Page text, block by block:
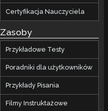
Certyfikacja Nauczyciela
Zasoby
Przykładowe Testy
Poradniki dla użytkowników
Przykłady Pisania
Filmy Instruktażowe